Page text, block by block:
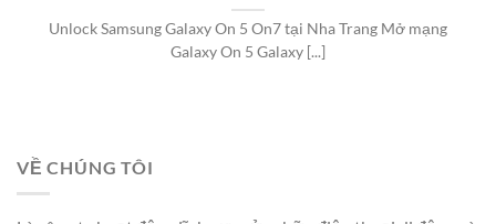
Unlock Samsung Galaxy On 5 On7 tại Nha Trang Mở mạng
Galaxy On 5 Galaxy [...]
VỀ CHÚNG TÔI